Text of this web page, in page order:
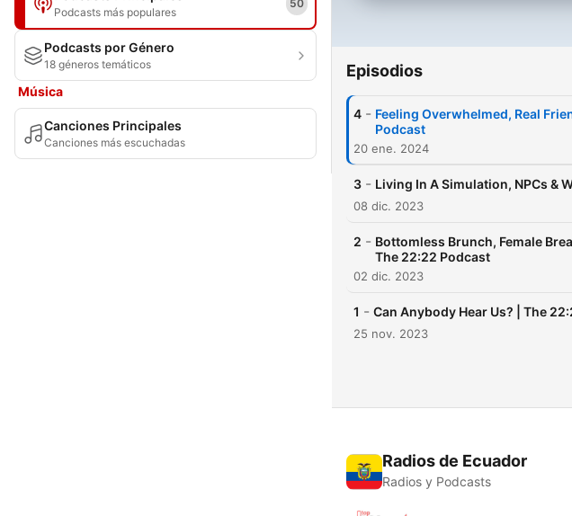
Podcasts más populares
50
Podcasts por Género
18 géneros temáticos
Música
Canciones Principales
Canciones más escuchadas
Episodios
4 - Feeling Overwhelmed, Real
Podcast
20 ene. 2024
3 - Living In A Simulation, NPCs &
08 dic. 2023
2 - Bottomless Brunch, Female
The 22:22 Podcast
02 dic. 2023
1 - Can Anybody Hear Us? | The
25 nov. 2023
Radios de Ecuador
Radios y Podcasts